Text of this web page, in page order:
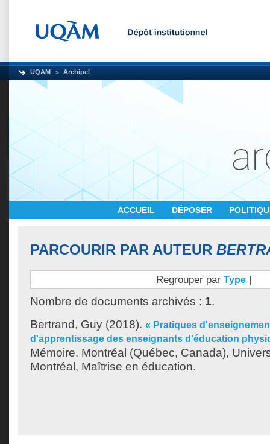
UQAM Archipel
ACCUEIL DÉPOSER
PARCOURIR PAR AUTEUR
Regrouper par Type |
Nombre de documents archivés : 1.
Bertrand, Guy (2018). « Pratiques
d'apprentissage des enseignants d'éducation
Mémoire. Montréal (Québec, Canada),
Montréal, Maîtrise en éducation.